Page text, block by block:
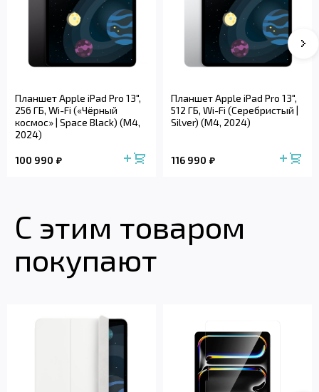
Планшет Apple iPad Pro 13",
256 ГБ, Wi-Fi («Чёрный
космос» | Space Black) (M4,
2024)
100 990
Планшет Apple iPad Pro 13",
512 ГБ, Wi-Fi (Серебристый |
Silver) (M4, 2024)
116 990
С этим товаром
покупают